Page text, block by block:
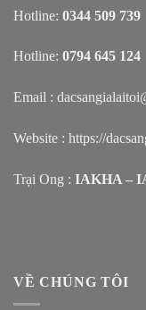
Hotline: 0344 509 739
Hotline: 0794 645 124
Email :
Website : https://
Trại Ong : IAKHA –
VỀ CHÚNG TÔI